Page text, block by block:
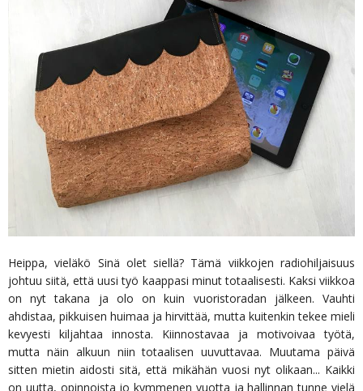
Heippa, vieläkö Sinä olet siellä? Tämä viikkojen radiohiljaisuus
johtuu siitä, että uusi työ kaappasi minut totaalisesti. Kaksi viikkoa
on nyt takana ja olo on kuin vuoristoradan jälkeen. Vauhti
ahdistaa, pikkuisen huimaa ja hirvittää, mutta kuitenkin tekee mieli
kevyesti kiljahtaa innosta. Kiinnostavaa ja motivoivaa työtä,
mutta näin alkuun niin totaalisen uuvuttavaa. Muutama päivä
sitten mietin aidosti sitä, että mikähän vuosi nyt olikaan... Kaikki
on uutta, opinnoista jo kymmenen vuotta ja hallinnan tunne vielä